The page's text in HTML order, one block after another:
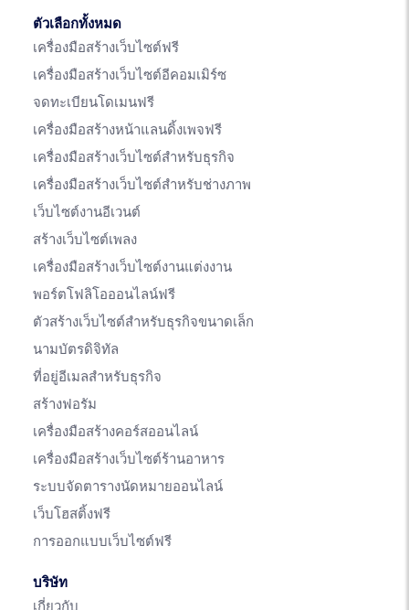
ตัวเลือกทั้งหมด
เครื่องมือสร้างเว็บไซต์ฟรี
เครื่องมือสร้างเว็บไซต์อีคอมเมิร์ซ
จดทะเบียนโดเมนฟรี
เครื่องมือสร้างหน้าแลนดิ้งเพจฟรี
เครื่องมือสร้างเว็บไซต์สำหรับธุรกิจ
เครื่องมือสร้างเว็บไซต์สำหรับช่างภาพ
เว็บไซต์งานอีเวนต์
สร้างเว็บไซต์เพลง
เครื่องมือสร้างเว็บไซต์งานแต่งงาน
พอร์ตโฟลิโอออนไลน์ฟรี
ตัวสร้างเว็บไซต์สำหรับธุรกิจขนาดเล็ก
นามบัตรดิจิทัล
ที่อยู่อีเมลสำหรับธุรกิจ
สร้างฟอรัม
เครื่องมือสร้างคอร์สออนไลน์
เครื่องมือสร้างเว็บไซต์ร้านอาหาร
ระบบจัดตารางนัดหมายออนไลน์
เว็บโฮสติ้งฟรี
การออกแบบเว็บไซต์ฟรี
บริษัท
เกี่ยวกับ